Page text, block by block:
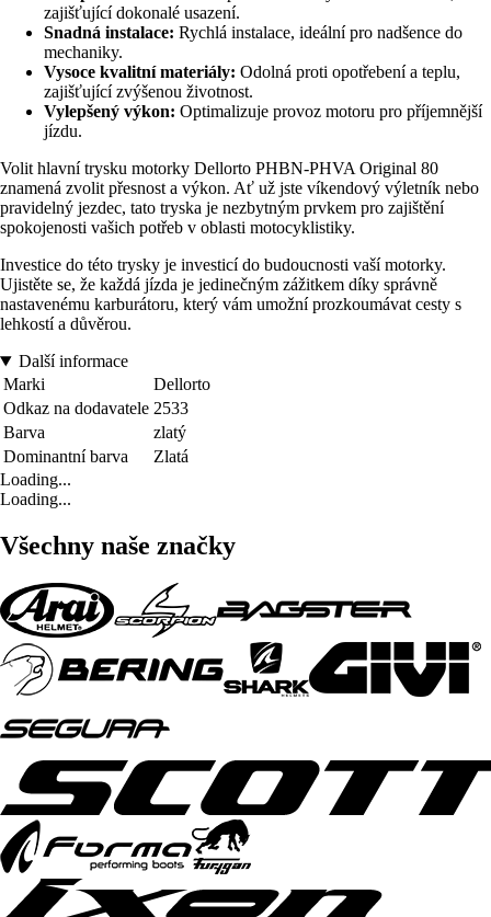
zajišťující dokonalé usazení.
Snadná instalace: Rychlá instalace, ideální pro nadšence do
mechaniky.
Vysoce kvalitní materiály: Odolná proti opotřebení a teplu,
zajišťující zvýšenou životnost.
Vylepšený výkon: Optimalizuje provoz motoru pro příjemnější
jízdu.
Volit hlavní trysku motorky Dellorto PHBN-PHVA Original 80
znamená zvolit přesnost a výkon. Ať už jste víkendový výletník nebo
pravidelný jezdec, tato tryska je nezbytným prvkem pro zajištění
spokojenosti vašich potřeb v oblasti motocyklistiky.
Investice do této trysky je investicí do budoucnosti vaší motorky.
Ujistěte se, že každá jízda je jedinečným zážitkem díky správně
nastavenému karburátoru, který vám umožní prozkoumávat cesty s
lehkostí a důvěrou.
Další informace
Marki
Dellorto
Odkaz na dodavatele 2533
Barva
zlatý
Dominantní barva
Zlatá
Loading...
Loading...
Všechny naše značky